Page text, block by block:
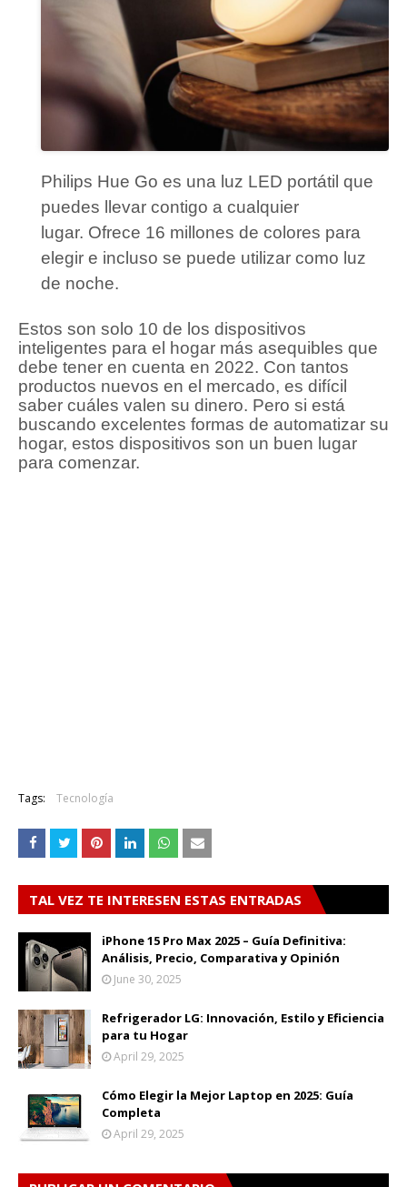
Philips Hue Go es una luz LED portátil que
puedes llevar contigo a cualquier
lugar. Ofrece 16 millones de colores para
elegir e incluso se puede utilizar como luz
de noche.
Estos son solo 10 de los dispositivos
inteligentes para el hogar más asequibles que
debe tener en cuenta en 2022. Con tantos
productos nuevos en el mercado, es difícil
saber cuáles valen su dinero. Pero si está
buscando excelentes formas de automatizar su
hogar, estos dispositivos son un buen lugar
para comenzar.
Tags: Tecnología
TAL VEZ TE INTERESEN ESTAS ENTRADAS
iPhone 15 Pro Max 2025 – Guía Definitiva:
Análisis, Precio, Comparativa y Opinión
June 30, 2025
Refrigerador LG: Innovación, Estilo y Eficiencia
para tu Hogar
April 29, 2025
Cómo Elegir la Mejor Laptop en 2025: Guía
Completa
April 29, 2025